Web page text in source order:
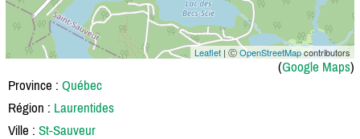
Leaflet | ⒸOpenStreetMapcontributors
(Google Maps)
Province : Québec
Région : Laurentides
Ville : St-Sauveur